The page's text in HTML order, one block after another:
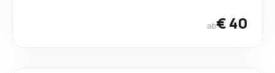
ab€ 40